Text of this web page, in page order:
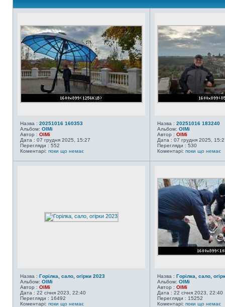
Назва : 20251016 160353
Альбом: OlMi
Автор : OlMi
Дата : 07 грудня 2025, 15:27
Перегляди : 552
Коментарі: поки що немає
Назва : 20251016 183240
Альбом: OlMi
Автор : OlMi
Дата : 07 грудня 2025,
Перегляди : 530
Коментарі: поки що немає
Назва : Горілка, сало, огірки 2023
Альбом: OlMi
Автор : OlMi
Дата : 22 січня 2023, 22:40
Перегляди : 16492
Коментарі: поки що немає
Назва : Горілка, сало,
Альбом: OlMi
Автор : OlMi
Дата : 22 січня 2023, 22:40
Перегляди : 15252
Коментарі: поки що немає